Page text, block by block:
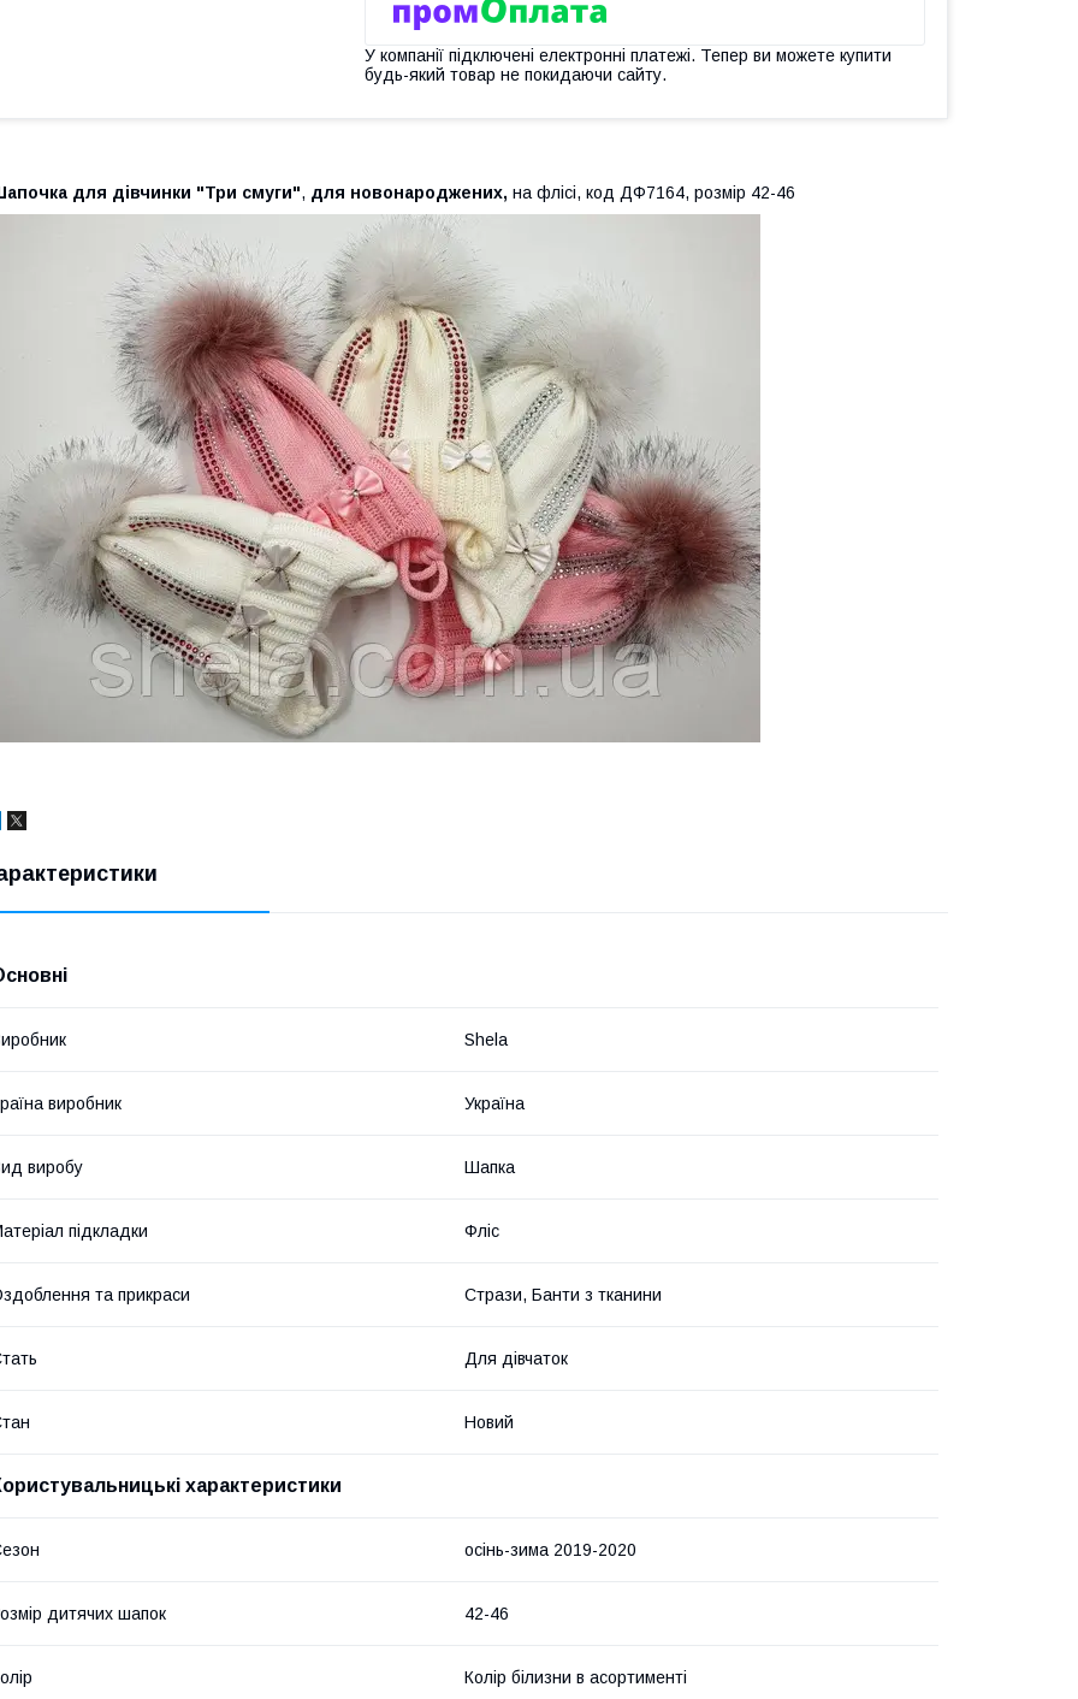
У компанії підключені електронні платежі. Тепер ви можете купити
будь-який товар не покидаючи сайту.
для дівчинки "Три смуги", для новонароджених, на флісі, код ДФ7164, розмір 42-46
Shela
виробник Україна
виробу Шапка
підкладки Фліс
та прикраси Стрази, Банти з тканини
Для дівчаток
Новий
характеристики
осінь-зима 2019-2020
дитячих шапок 42-46
Колір білизни в асортименті